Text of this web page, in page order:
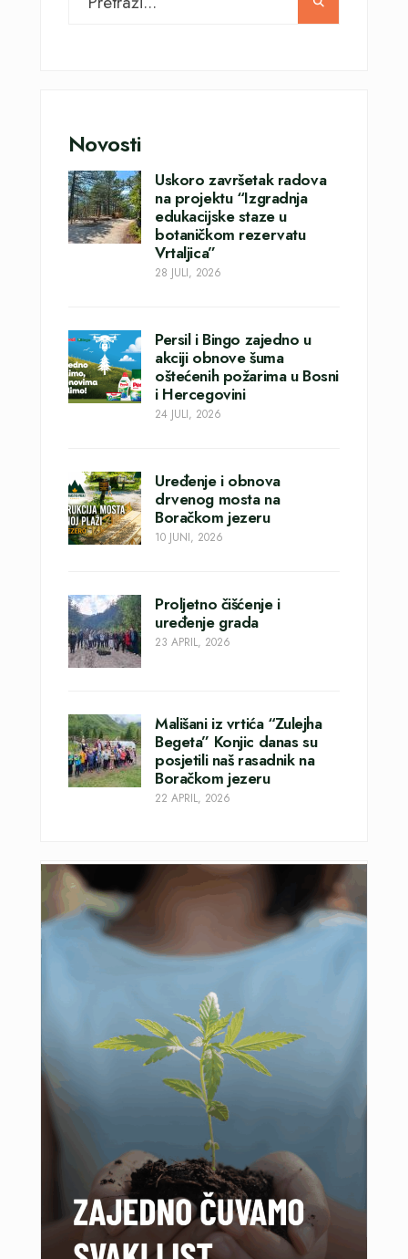
Novosti
Uskoro završetak radova
na projektu “Izgradnja
edukacijske staze u
botaničkom rezervatu
Vrtaljica”
28 JULI, 2026
Persil i Bingo zajedno u
akciji obnove šuma
oštećenih požarima u Bosni
i Hercegovini
24 JULI, 2026
Uređenje i obnova
drvenog mosta na
Boračkom jezeru
10 JUNI, 2026
Proljetno čišćenje i
uređenje grada
23 APRIL, 2026
Mališani iz vrtića “Zulejha
Begeta” Konjic danas su
posjetili naš rasadnik na
Boračkom jezeru
22 APRIL, 2026